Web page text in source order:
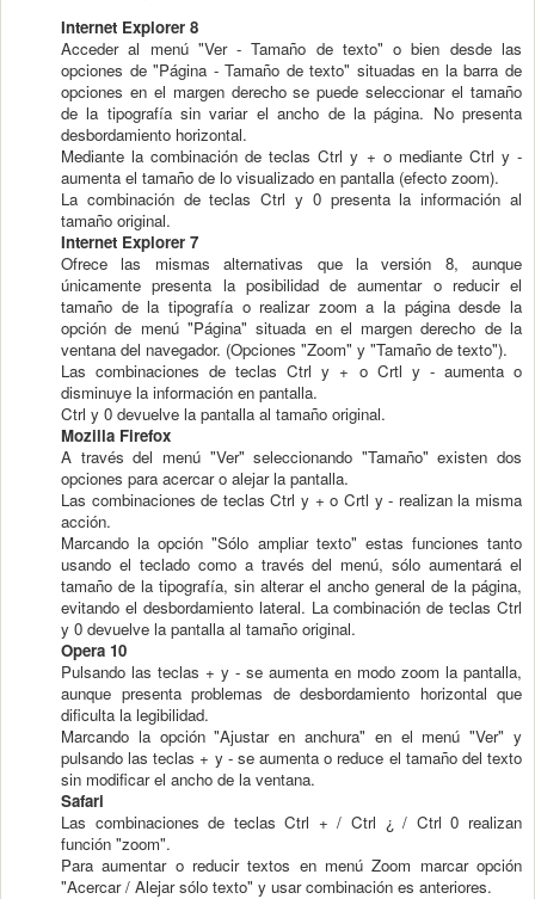
Internet Explorer 8
Acceder al menú "Ver - Tamaño de texto" o bien desde las
opciones de "Página - Tamaño de texto" situadas en la barra de
opciones en el margen derecho se puede seleccionar el tamaño
de la tipografía sin variar el ancho de la página. No presenta
desbordamiento horizontal.
Mediante la combinación de teclas Ctrl y + o mediante Ctrl y -
aumenta el tamaño de lo visualizado en pantalla (efecto zoom).
La combinación de teclas Ctrl y 0 presenta la información al
tamaño original.
Internet Explorer 7
Ofrece las mismas alternativas que la versión 8, aunque
únicamente presenta la posibilidad de aumentar o reducir el
tamaño de la tipografía o realizar zoom a la página desde la
opción de menú "Página" situada en el margen derecho de la
ventana del navegador. (Opciones "Zoom" y "Tamaño de texto").
Las combinaciones de teclas Ctrl y + o Crtl y - aumenta o
disminuye la información en pantalla.
Ctrl y 0 devuelve la pantalla al tamaño original.
Mozilla Firefox
A través del menú "Ver" seleccionando "Tamaño" existen dos
opciones para acercar o alejar la pantalla.
Las combinaciones de teclas Ctrl y + o Crtl y - realizan la misma
acción.
Marcando la opción "Sólo ampliar texto" estas funciones tanto
usando el teclado como a través del menú, sólo aumentará el
tamaño de la tipografía, sin alterar el ancho general de la página,
evitando el desbordamiento lateral. La combinación de teclas Ctrl
y 0 devuelve la pantalla al tamaño original.
Opera 10
Pulsando las teclas + y - se aumenta en modo zoom la pantalla,
aunque presenta problemas de desbordamiento horizontal que
dificulta la legibilidad.
Marcando la opción "Ajustar en anchura" en el menú "Ver" y
pulsando las teclas + y - se aumenta o reduce el tamaño del texto
sin modificar el ancho de la ventana.
Safari
Las combinaciones de teclas Ctrl + / Ctrl ¿ / Ctrl 0 realizan
función "zoom".
Para aumentar o reducir textos en menú Zoom marcar opción
"Acercar / Alejar sólo texto" y usar combinación es anteriores.